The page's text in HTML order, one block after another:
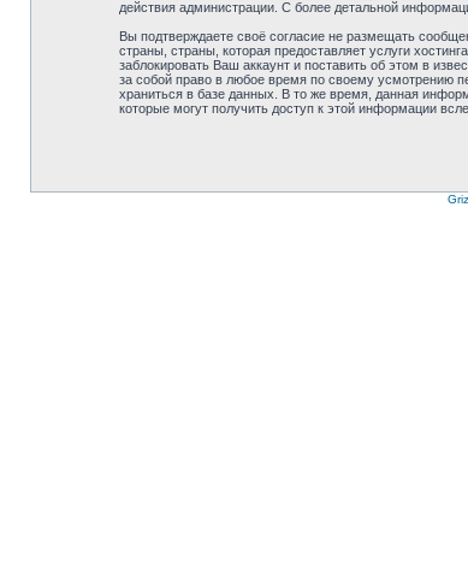
действия администрации. С более детальной
Вы подтверждаете своё согласие не размещать
страны, страны, которая предоставляет услуги
заблокировать Ваш аккаунт и поставить об этом в
за собой право в любое время по своему усмотрению
храниться в базе данных. В то же время, данная
которые могут получить доступ к этой информации